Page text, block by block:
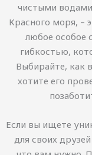
чистыми
Красного моря, –
любое особое
гибкостью,
Выбирайте, как
хотите его
Если вы ищете
для своих